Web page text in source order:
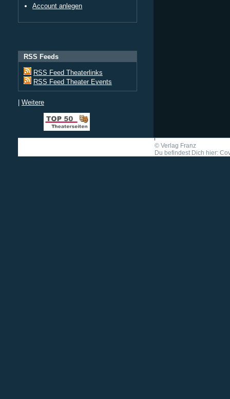
Account anlegen
RSS Feeds
RSS Feed Theaterlinks
RSS Feed Theater Events
| Weitere
© Verlag Franz
Du befindest Dich hier: